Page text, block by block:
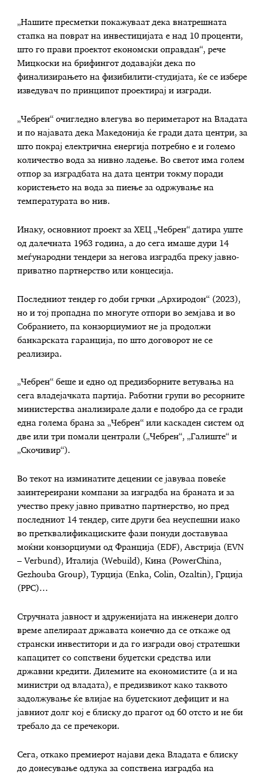
„Нашите пресметки покажуваат дека внатрешната
стапка на поврат на инвестицијата е над 10 проценти,
што го прави проектот економски оправдан“, рече
Мицкоски на брифингот додавајќи дека по
финализирањето на физибилити-студијата, ќе се избере
изведувач по принципот проектирај и изгради.
„Чебрен“ очигледно влегува во периметарот на Владата
и по најавата дека Македонија ќе гради дата центри, за
што покрај електрична енергија потребно е и големо
количество вода за нивно ладење. Во светот има голем
отпор за изградбата на дата центри токму поради
користењето на вода за пиење за одржување на
температурата во нив.
Инаку, основниот проект за ХЕЦ „Чебрен“ датира уште
од далечната 1963 година, а до сега имаше дури 14
меѓународни тендери за негова изградба преку јавно-
приватно партнерство или концесија.
Последниот тендер го доби грчки „Архиродон“ (2023),
но и тој пропадна по многуте отпори во земјава и во
Собранието, па конзорциумиот не ја продолжи
банкарската гаранција, по што договорот не се
реализира.
„Чебрен“ беше и едно од предизборните ветувања на
сега владејачката партија. Работни групи во ресорните
министерства анализирале дали е подобро да се гради
една голема брана за „Чебрен“ или каскаден систем од
две или три помали централи („Чебрен“, „Галиште“ и
„Скочивир“).
Во текот на изминатите децении се јавуваа повеќе
заинтереирани компани за изградба на браната и за
учество преку јавно приватно партнерство, но пред
последниот 14 тендер, сите други беа неуспешни иако
во претквалификациските фази понуди доставуваа
моќни конзорциуми од Франција (EDF), Австрија (EVN
– Verbund), Италија (Webuild), Кина (PowerChina,
Gezhouba Group), Турција (Enka, Colin, Ozaltin), Грција
(PPC)…
Стручната јавност и здруженијата на инженери долго
време апелираат државата конечно да се откаже од
странски инвеститори и да го изгради овој стратешки
капацитет со сопствени буџетски средства или
државни кредити. Дилемите на економистите (а и на
министри од владата), е предизвикот како таквото
задолжување ќе влијае на буџетскиот дефицит и на
јавниот долг кој е блиску до прагот од 60 отсто и не би
требало да се пречекори.
Сега, откако премиерот најави дека Владата е блиску
до донесување одлука за сопствена изградба на